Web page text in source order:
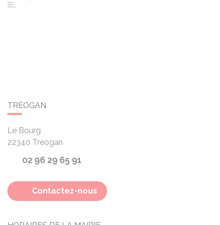
TRÉOGAN
Le Bourg
22340 Treogan
02 96 29 65 91
Contactez-nous